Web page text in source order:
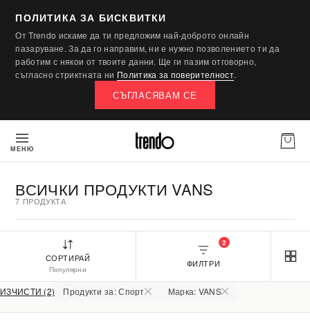
ПОЛИТИКА ЗА БИСКВИТКИ
От Trendo искаме да ти предложим най-доброто онлайн
пазаруване. За да го направим, ни е нужно позволението ти да
работим с някои от твоите данни. Ще ги пазим отговорно,
съгласно стриктната ни Политика за поверителност.
СЪГЛАСЯВАМ СЕ
МЕНЮ
ВСИЧКИ ПРОДУКТИ VANS
7 ПРОДУКТА
СОРТИРАЙ
Популярни
ФИЛТРИ
2
ИЗЧИСТИ (2) Продукти за: Спорт Марка: VANS